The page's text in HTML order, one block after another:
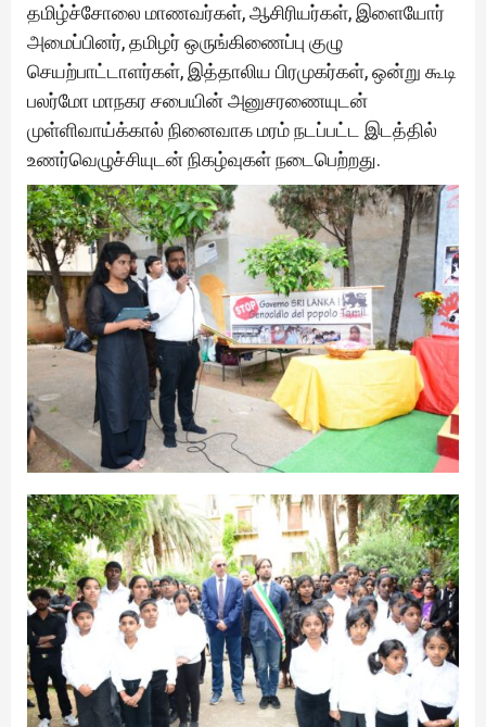
தமிழ்ச்சோலை மாணவர்கள், ஆசிரியர்கள், இளையோர்
அமைப்பினர், தமிழர் ஒருங்கிணைப்பு குழு
செயற்பாட்டாளர்கள், இத்தாலிய பிரமுகர்கள், ஒன்று கூடி
பலர்மோ மாநகர சபையின் அனுசரணையுடன்
முள்ளிவாய்க்கால் நினைவாக மரம் நடப்பட்ட இடத்தில்
உணர்வெழுச்சியுடன் நிகழ்வுகள் நடைபெற்றது.